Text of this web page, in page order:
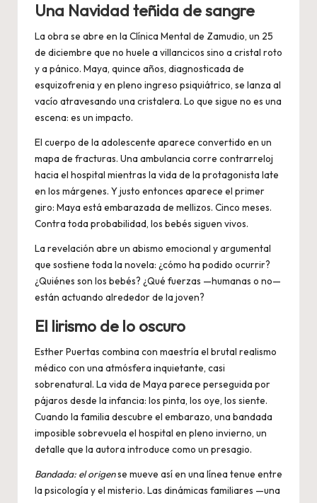
Una Navidad teñida de sangre
La obra se abre en la Clínica Mental de Zamudio, un 25
de diciembre que no huele a villancicos sino a cristal roto
y a pánico. Maya, quince años, diagnosticada de
esquizofrenia y en pleno ingreso psiquiátrico, se lanza al
vacío atravesando una cristalera. Lo que sigue no es una
escena: es un impacto.
El cuerpo de la adolescente aparece convertido en un
mapa de fracturas. Una ambulancia corre contrarreloj
hacia el hospital mientras la vida de la protagonista late
en los márgenes. Y justo entonces aparece el primer
giro: Maya está embarazada de mellizos. Cinco meses.
Contra toda probabilidad, los bebés siguen vivos.
La revelación abre un abismo emocional y argumental
que sostiene toda la novela: ¿cómo ha podido ocurrir?
¿Quiénes son los bebés? ¿Qué fuerzas —humanas o no—
están actuando alrededor de la joven?
El lirismo de lo oscuro
Esther Puertas combina con maestría el brutal realismo
médico con una atmósfera inquietante, casi
sobrenatural. La vida de Maya parece perseguida por
pájaros desde la infancia: los pinta, los oye, los siente.
Cuando la familia descubre el embarazo, una bandada
imposible sobrevuela el hospital en pleno invierno, un
detalle que la autora introduce como un presagio.
Bandada: el origense mueve así en una línea tenue entre
la psicología y el misterio. Las dinámicas familiares —una